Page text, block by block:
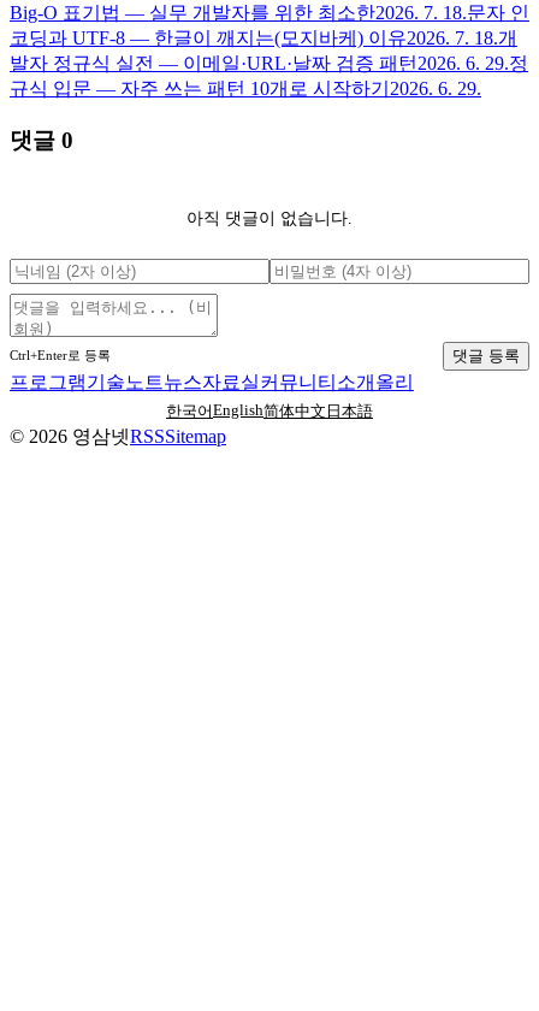
Big-O 표기법 — 실무 개발자를 위한 최소한2026. 7. 18.문자 인
코딩과 UTF-8 — 한글이 깨지는(모지바케) 이유2026. 7. 18.개
발자 정규식 실전 — 이메일·URL·날짜 검증 패턴 2026. 6. 29.정
규식 입문 — 자주 쓰는 패턴 10개로 시작하기 2026. 6. 29.
댓글 0
아직 댓글이 없습니다.
Ctrl+Enter로 등록 댓글 등록
프로그램기술노트뉴스자료실커뮤니티 소개 올리
한국어English简体中文 日本語
© 2026 영삼넷RSSSitemap